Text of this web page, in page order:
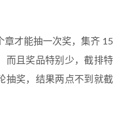
章才能抽一次奖，集齐 15
而且奖品特别少，截排特
抽奖，结果两点不到就截